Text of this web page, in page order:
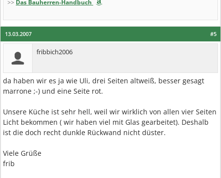
>> Das Bauherren-Handbuch
#5
13.03.2007
fribbich2006
da haben wir es ja wie Uli, drei Seiten altweiß, besser gesagt
marrone ;-) und eine Seite rot.
Unsere Küche ist sehr hell, weil wir wirklich von allen vier Seiten
Licht bekommen ( wir haben viel mit Glas gearbeitet). Deshalb
ist die doch recht dunkle Rückwand nicht düster.
Viele Grüße
frib